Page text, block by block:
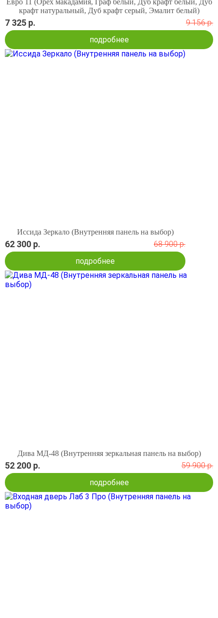
крафт натуральный, Дуб крафт серый, Эмалит белый)
7 325 р.
9 156 р.
подробнее
Иссида Зеркало (Внутренняя панель на выбор)
62 300 р.
68 900 р.
подробнее
Дива МД-48 (Внутренняя зеркальная панель на выбор)
52 200 р.
59 900 р.
подробнее